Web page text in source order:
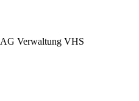
AG Verwaltung VHS